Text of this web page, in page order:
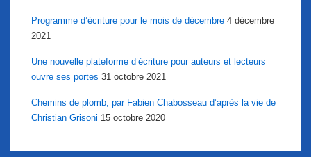
Programme d’écriture pour le mois de décembre 4 décembre
2021
Une nouvelle plateforme d’écriture pour auteurs et lecteurs
ouvre ses portes 31 octobre 2021
Chemins de plomb, par Fabien Chabosseau d’après la vie de
Christian Grisoni 15 octobre 2020